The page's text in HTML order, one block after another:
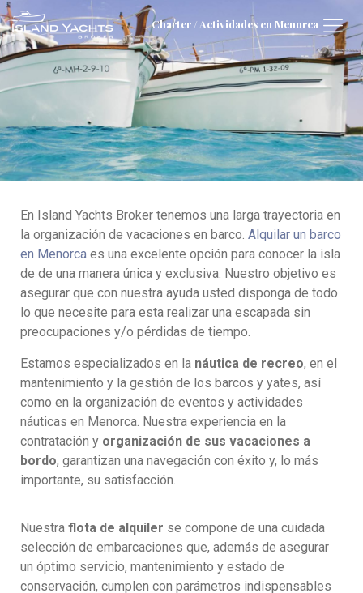
Charter / Actividades en Menorca
En Island Yachts Broker tenemos una larga trayectoria en
la organización de vacaciones en barco. Alquilar un barco
en Menorca es una excelente opción para conocer la isla
de de una manera única y exclusiva. Nuestro objetivo es
asegurar que con nuestra ayuda usted disponga de todo
lo que necesite para esta realizar una escapada sin
preocupaciones y/o pérdidas de tiempo.
Estamos especializados en la náutica de recreo, en el
mantenimiento y la gestión de los barcos y yates, así
como en la organización de eventos y actividades
náuticas en Menorca. Nuestra experiencia en la
contratación y organización de sus vacaciones a
bordo, garantizan una navegación con éxito y, lo más
importante, su satisfacción.
Nuestra flota de alquiler se compone de una cuidada
selección de embarcaciones que, además de asegurar
un óptimo servicio, mantenimiento y estado de
conservación, cumplen con parámetros indispensables